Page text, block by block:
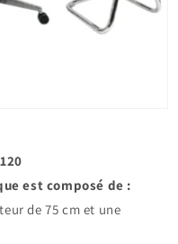
est composé de :
de 75 cm et une